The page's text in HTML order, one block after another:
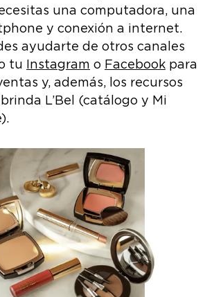
una computadora, una
y conexión a internet.
ayudarte de otros canales
tu Instagram o Facebook para
y, además, los recursos
L’Bel (catálogo y Mi